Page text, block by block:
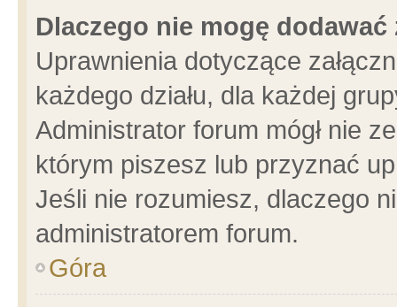
Dlaczego nie mogę dodawać
Uprawnienia dotyczące
każdego działu, dla każdej
Administrator forum mógł nie
którym piszesz lub przyznać
Jeśli nie rozumiesz, dlaczego
administratorem forum.
Góra